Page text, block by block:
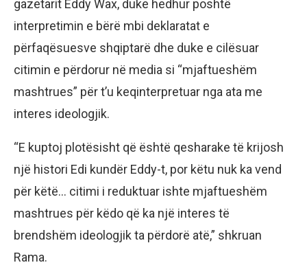
gazetarit Eddy Wax, duke hedhur poshtë
interpretimin e bërë mbi deklaratat e
përfaqësuesve shqiptarë dhe duke e cilësuar
citimin e përdorur në media si “mjaftueshëm
mashtrues” për t’u keqinterpretuar nga ata me
interes ideologjik.
“E kuptoj plotësisht që është qesharake të krijosh
një histori Edi kundër Eddy-t, por këtu nuk ka vend
për këtë… citimi i reduktuar ishte mjaftueshëm
mashtrues për këdo që ka një interes të
brendshëm ideologjik ta përdorë atë,” shkruan
Rama.